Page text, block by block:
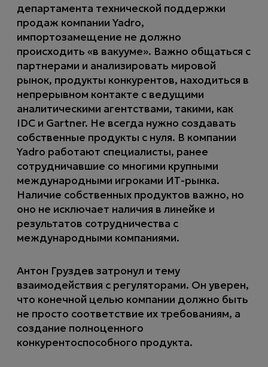
департамента технической поддержки
продаж компании Yadro,
импортозамещение не должно
происходить «в вакууме». Важно общаться с
партнерами и анализировать мировой
рынок, продукты конкурентов, находиться в
непрерывном контакте с ведущими
аналитическими агентствами, такими, как
IDC и Gartner. Не всегда нужно создавать
собственные продукты с нуля. В компании
Yadro работают специалисты, ранее
сотрудничавшие со многими крупными
международными игроками ИТ-рынка.
Наличие собственных продуктов важно, но
оно не исключает наличия в линейке и
результатов сотрудничества с
международными компаниями.
Антон Груздев затронул и тему
взаимодействия с регуляторами. Он уверен,
что конечной целью компании должно быть
не просто соответствие их требованиям, а
создание полноценного
конкурентоспособного продукта.